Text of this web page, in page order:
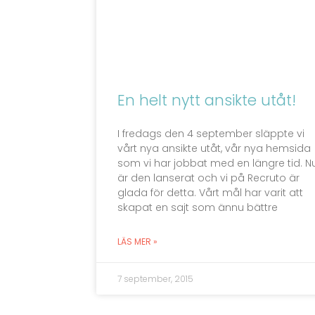
En helt nytt ansikte utåt!
I fredags den 4 september släppte vi
vårt nya ansikte utåt, vår nya hemsida
som vi har jobbat med en längre tid.
är den lanserat och vi på Recruto är
glada för detta. Vårt mål har varit att
skapat en sajt som ännu bättre
LÄS MER »
7 september, 2015